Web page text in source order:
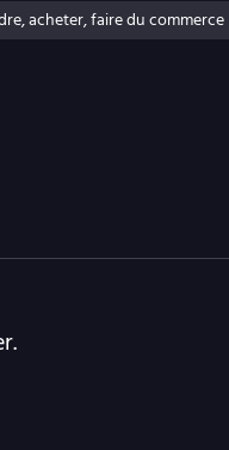
acheter, faire du commerce